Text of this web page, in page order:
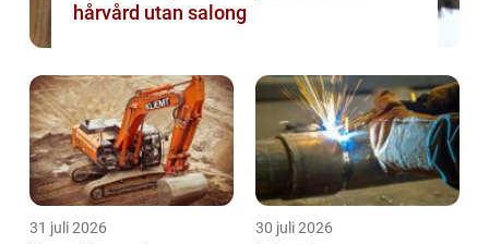
hårvård utan salong
31 juli 2026 30 juli 2026